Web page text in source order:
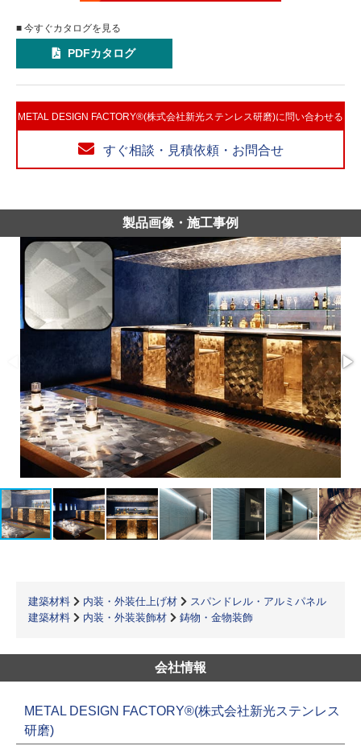
■ 今すぐカタログを見る
PDFカタログ
METAL DESIGN FACTORY®(株式会社新光ステンレス研磨)に問い合わせる
すぐ相談・見積依頼・お問合せ
製品画像・施工事例
建築材料 内装・外装仕上げ材
スパンドレル・アルミパネル
建築材料
内装・外装装飾材 鋳物・金物装飾
会社情報
METAL DESIGN FACTORY®(株式会社新光ステンレス
研磨)